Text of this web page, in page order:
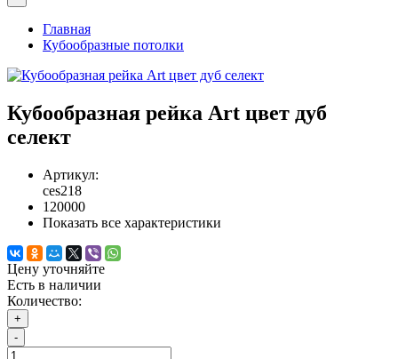
Главная
Кубообразные потолки
Кубообразная рейка Art цвет дуб
селект
Артикул:
ces218
120000
Показать все характеристики
Цену уточняйте
Есть в наличии
Количество:
+
-